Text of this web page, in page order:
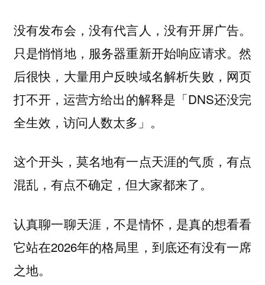
没有发布会，没有代言人，没有开屏广告。
只是悄悄地，服务器重新开始响应请求。然
后很快，大量用户反映域名解析失败，网页
打不开，运营方给出的解释是「DNS还没完
全生效，访问人数太多」。
这个开头，莫名地有一点天涯的气质，有点
混乱，有点不确定，但大家都来了。
认真聊一聊天涯，不是情怀，是真的想看看
它站在2026年的格局里，到底还有没有一席
之地。